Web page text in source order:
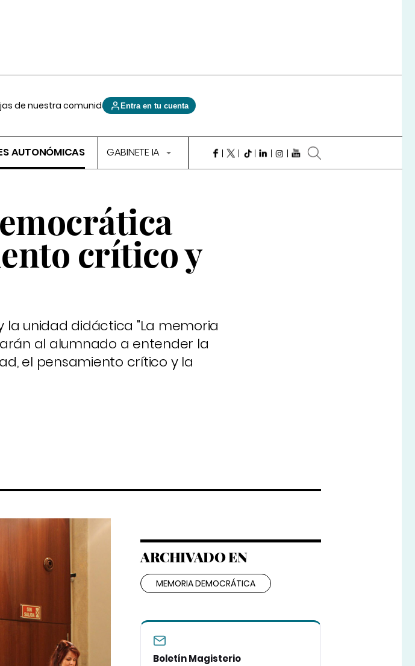
de nuestra comunidad Entra en tu cuenta
AUTONÓMICAS GABINETE IA
crítico y
la unidad didáctica "La memoria
al alumnado a entender la
el pensamiento crítico y la
ARCHIVADO EN
MEMORIA DEMOCRÁTICA
Boletín Magisterio